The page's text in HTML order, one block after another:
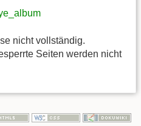
nicht vollständig.
Seiten werden nicht